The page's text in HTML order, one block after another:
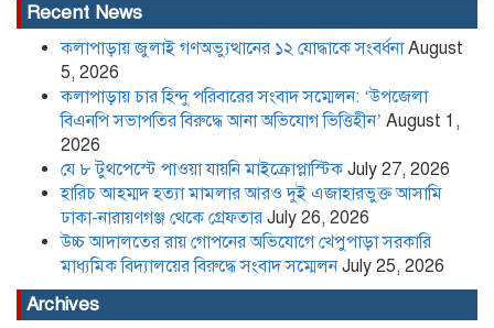
উচ্চ আদালতের রায় গোপনের অভিযোগে
বিরুদ্ধে সংবাদ সম্মেলন
২০২৬-২০২৭ কমিটি গঠন
পদত্যাগ করলেন রাষ্ট্রপতি
Recent News
কলাপাড়ায় জুলাই গণঅভ্যুত্থানের ১২ যোদ্ধাকে সংবর্ধনা August
5, 2026
কলাপাড়ায় চার হিন্দু পরিবারের সংবাদ সম্মেলন: ‘উপজেলা
বিএনপি সভাপতির বিরুদ্ধে আনা অভিযোগ ভিত্তিহীন’ August 1,
2026
যে ৮ টুথপেস্টে পাওয়া যায়নি মাইক্রোপ্লাস্টিক July 27, 2026
হারিচ আহম্মদ হত্যা মামলার আরও দুই এজাহারভুক্ত আসামি
ঢাকা-নারায়ণগঞ্জ থেকে গ্রেফতার July 26, 2026
উচ্চ আদালতের রায় গোপনের অভিযোগে খেপুপাড়া সরকারি
মাধ্যমিক বিদ্যালয়ের বিরুদ্ধে সংবাদ সম্মেলন July 25, 2026
Archives